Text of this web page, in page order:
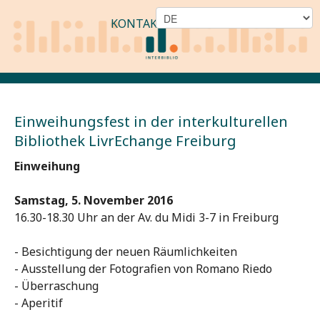
KONTAKT
Einweihungsfest in der interkulturellen
Bibliothek LivrEchange Freiburg
Einweihung
Samstag, 5. November 2016
16.30-18.30 Uhr an der Av. du Midi 3-7 in Freiburg
- Besichtigung der neuen Räumlichkeiten
- Ausstellung der Fotografien von Romano Riedo
- Überraschung
- Aperitif